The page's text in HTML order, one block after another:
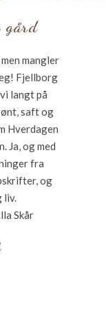
gård
mangler
Fjellborg
langt på
saft og
Hverdagen
Ja, og med
fra
og
liv.
Skår